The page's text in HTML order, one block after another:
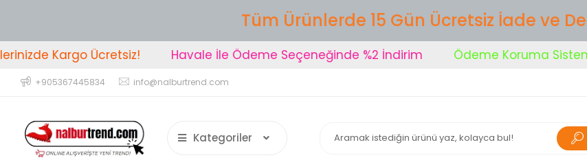
Tüm Ürünlerde 15 Gün Ücretsiz İade ve
Kargo Ücretsiz! Havale İle Ödeme Seçeneğinde %2 İndirim Ödeme Koruma Sistemi
+905367445834 info@nalburtrend.com
Kategoriler